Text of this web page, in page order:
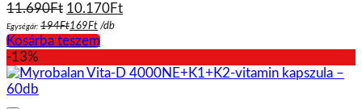
11.690Ft Original
price
was:
10.170FtCurrent
Egységár: 194Ft169Ft /db
Kosárba teszem
-13%